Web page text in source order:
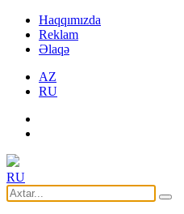
Haqqımızda
Reklam
Əlaqə
AZ
RU
RU